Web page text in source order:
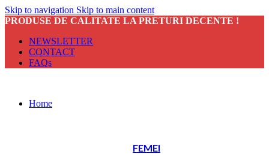
Skip to navigation Skip to main content
PRODUSE DE CALITATE LA PRETURI DECENTE !
NEWSLETTER
CONTACT
FAQs
Home
FEMEI